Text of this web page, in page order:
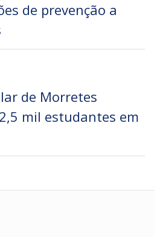
de prevenção a
de Morretes
mil estudantes em